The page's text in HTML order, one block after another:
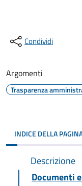
Condividi
Argomenti
Trasparenza
INDICE DELLA
Descrizione
Documenti